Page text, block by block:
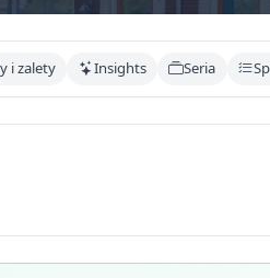
i zalety Insights Seria